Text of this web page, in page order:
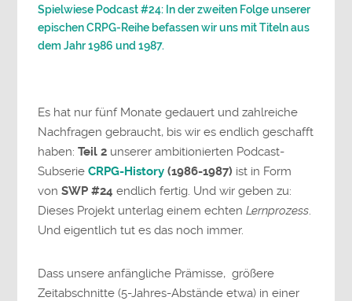
Spielwiese Podcast #24: In der zweiten Folge unserer
epischen CRPG-Reihe befassen wir uns mit Titeln aus
dem Jahr 1986 und 1987.
Es hat nur fünf Monate gedauert und zahlreiche
Nachfragen gebraucht, bis wir es endlich geschafft
haben:Teil 2 unserer ambitionierten Podcast-
SubserieCRPG-History (1986-1987) ist in Form
vonSWP #24 endlich fertig. Und wir geben zu:
Dieses Projekt unterlag einem echtenLernprozess.
Und eigentlich tut es das noch immer.
Dass unsere anfängliche Prämisse, größere
Zeitabschnitte (5-Jahres-Abstände etwa) in einer